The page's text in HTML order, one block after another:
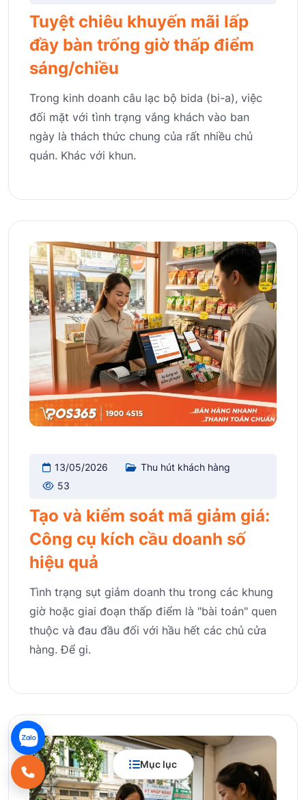
Mục lục
Tuyệt chiêu khuyến mãi lấp
đầy bàn trống giờ thấp điểm
sáng/chiều
Trong kinh doanh câu lạc bộ bida (bi-a), việc
đối mặt với tình trạng vắng khách vào ban
ngày là thách thức chung của rất nhiều chủ
quán. Khác với khun.
13/05/2026
Thu hút khách hàng
53
Tạo và kiểm soát mã giảm giá:
Công cụ kích cầu doanh số
hiệu quả
Tình trạng sụt giảm doanh thu trong các khung
giờ hoặc giai đoạn thấp điểm là "bài toán" quen
thuộc và đau đầu đối với hầu hết các chủ cửa
hàng. Để gi.